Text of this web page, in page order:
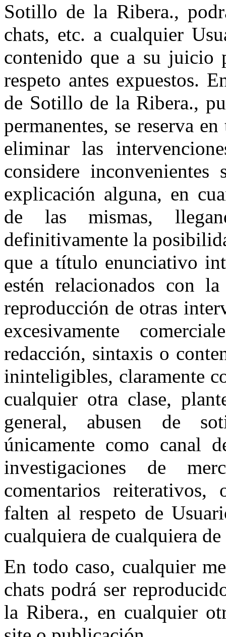
Sotillo de la Ribera.,
chats, etc. a cualquier
contenido que a su juicio
respeto antes expuestos.
de Sotillo de la Ribera.,
permanentes, se reserva
eliminar las
considere
explicación alguna, en
de las mismas,
definitivamente la
que a título enunciativo
estén relacionados con
reproducción de otras
excesivamente
redacción, sintaxis o
ininteligibles, claramente
cualquier otra clase,
general, abusen de
únicamente como canal
investigaciones de
comentarios
falten al respeto de
cualquiera de cualquiera
En todo caso, cualquier
chats podrá ser
la Ribera., en cualquier